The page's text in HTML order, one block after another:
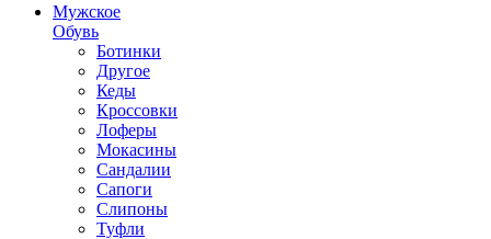
Мужское
Обувь
Ботинки
Другое
Кеды
Кроссовки
Лоферы
Мокасины
Сандалии
Сапоги
Слипоны
Туфли